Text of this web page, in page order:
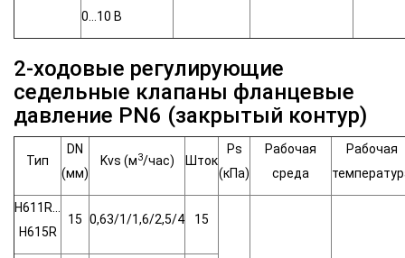
0…10 В
2-ходовые регулирующие
седельные клапаны фланцевые
давление PN6 (закрытый контур)
Тип
DN
(мм)
Kvs (м3/час) Шток
Ps
(кПа)
Рабочая
среда
Рабочая
H611R…
H615R
15 0,63/1/1,6/2,5/4 15